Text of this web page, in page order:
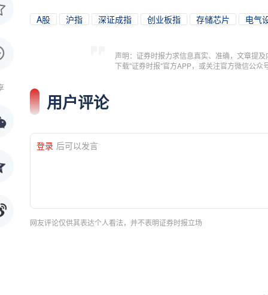
A股 沪指 深证成指 创业板指 存储芯片 电气
声明：证券时报力求信息真实、准确，文章提
下载"证券时报"官方APP，或关注官方微信公
用户评论
登录 后可以发言
网友评论仅供其表达个人看法，并不表明证券时报立场